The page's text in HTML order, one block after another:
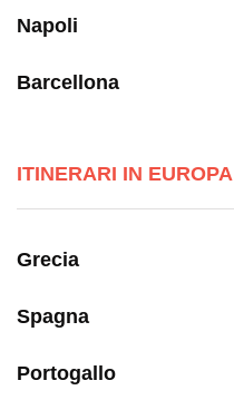
Napoli
Barcellona
ITINERARI IN EUROPA
Grecia
Spagna
Portogallo